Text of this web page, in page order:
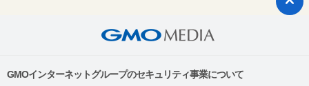
GMOインターネットグループのセキュリティ事業について